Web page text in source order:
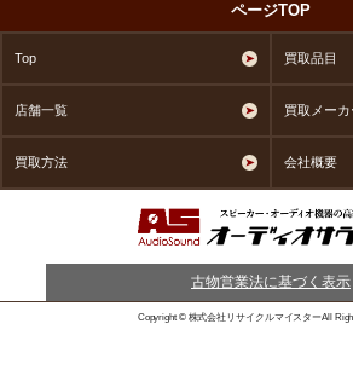
ページTOP
Top 買取品目
店舗一覧 買取メーカ
買取方法 会社概要
古物営業法に基づく表示
Copyright © 株式会社リサイクルマイスターAll